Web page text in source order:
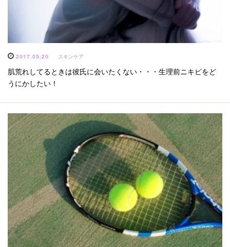
2017.05.20 スキンケア
肌荒れしてるときは彼氏に会いたくない・・・生理前ニキビをど
うにかしたい！